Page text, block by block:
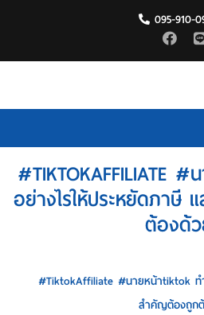
095-910-
#TIKTOKAFFILIATE #
อย่างไรให้ประหยัดภา
ต้องด้
#TiktokAffiliate #นายหน้าtiktok ท
สำคัญต้องถูก